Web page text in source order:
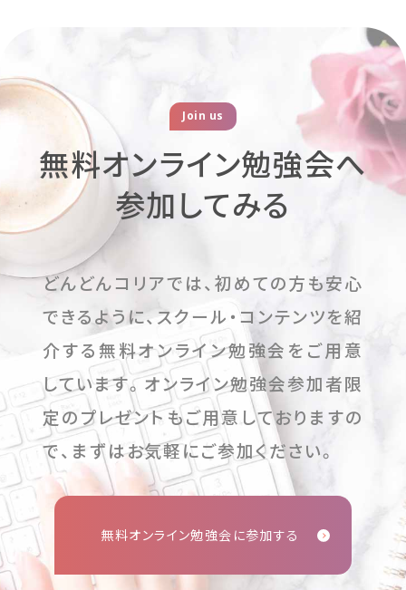
Join us
無料オンライン勉強会へ
参加してみる
どんどんコリアでは、初めての方も安心
できるように、スクール・コンテンツを紹
介する無料オンライン勉強会をご用意
しています。オンライン勉強会参加者限
定のプレゼントもご用意しておりますの
で、まずはお気軽にご参加ください。
無料オンライン勉強会に参加する